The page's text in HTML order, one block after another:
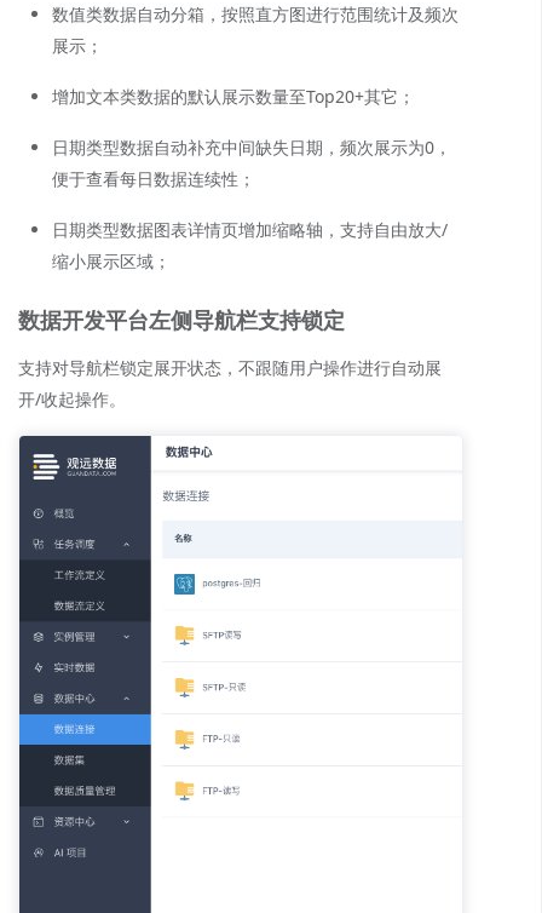
数值类数据自动分箱，按照直方图进行范围统计及频次
展示；
增加文本类数据的默认展示数量至Top20+其它；
日期类型数据自动补充中间缺失日期，频次展示为0，
便于查看每日数据连续性；
日期类型数据图表详情页增加缩略轴，支持自由放大/
缩小展示区域；
数据开发平台左侧导航栏支持锁定
支持对导航栏锁定展开状态，不跟随用户操作进行自动展
开/收起操作。